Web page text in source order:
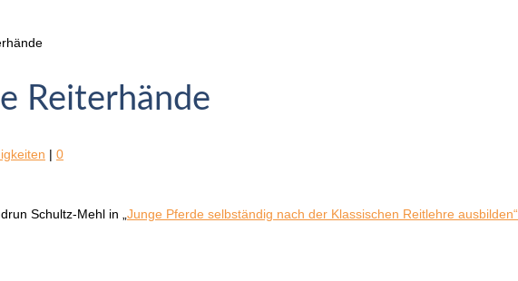
Reiterhände
| 0
Schultz-Mehl in „ Junge Pferde selbständig nach der Klassischen Reitlehre ausbilden“.